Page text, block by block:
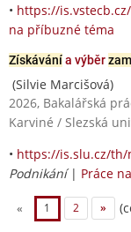
• https://
na příbuzné téma
Získávánía výběr
(Silvie Marcišová)
2026, Bakalářská
Karviné / Slezská
• https://is.slu.cz/
Podnikání| Práce
« 1 2 »